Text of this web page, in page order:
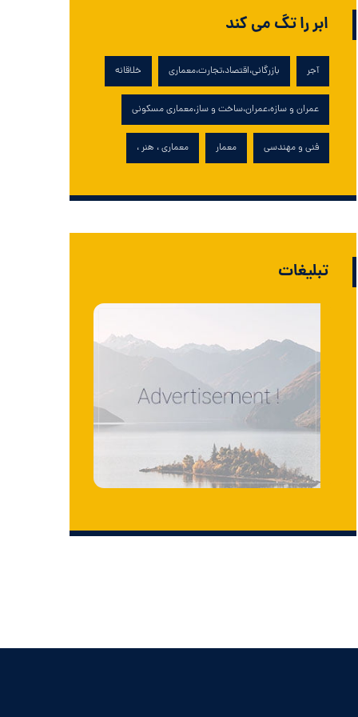
ابر را تگ می کند
آجر بازرگانی،اقتصاد،تجارت،معماری خلاقانه
عمران و سازه،عمران،ساخت و ساز،معماری مسکونی
فنی و مهندسی معمار معماری ، هنر ،
تبلیغات